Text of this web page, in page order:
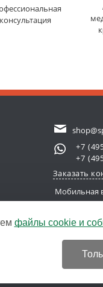
консультация
+7
+7
Заказать
Мобильная
© 2011-2026
файлы cookie и